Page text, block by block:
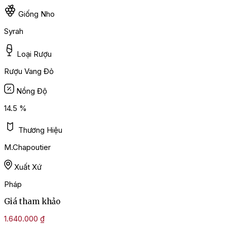
Giống Nho
Syrah
Loại Rượu
Rượu Vang Đỏ
Nồng Độ
14.5 %
Thương Hiệu
M.Chapoutier
Xuất Xứ
Pháp
Giá tham khảo
1.640.000 ₫